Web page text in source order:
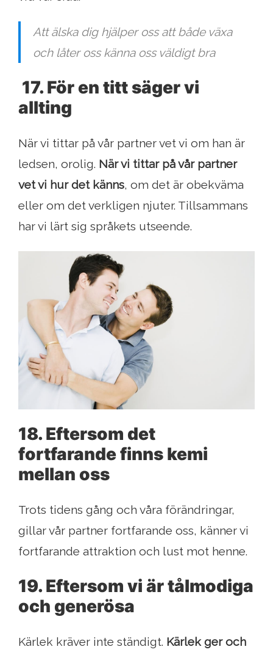
Att älska dig hjälper oss att både växa
och låter oss känna oss väldigt bra
17. För en titt säger vi
allting
När vi tittar på vår partner vet vi om han är
ledsen, orolig. När vi tittar på vår partner
vet vi hur det känns, om det är obekväma
eller om det verkligen njuter. Tillsammans
har vi lärt sig språkets utseende.
18. Eftersom det
fortfarande finns kemi
mellan oss
Trots tidens gång och våra förändringar,
gillar vår partner fortfarande oss, känner vi
fortfarande attraktion och lust mot henne.
19. Eftersom vi är tålmodiga
och generösa
Kärlek kräver inte ständigt. Kärlek ger och